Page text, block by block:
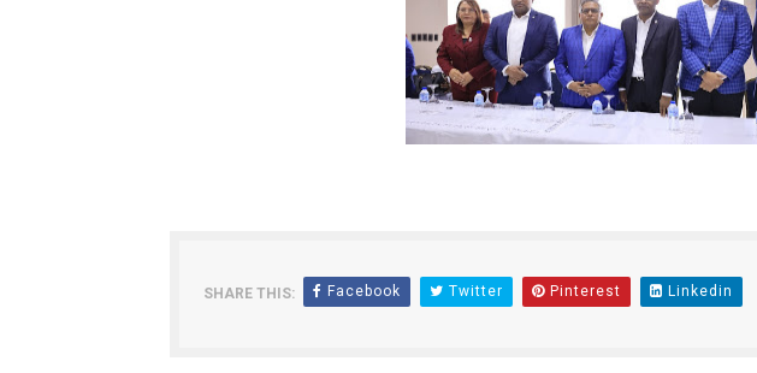
SHARE THIS: Facebook Twitter Pinterest Linkedin